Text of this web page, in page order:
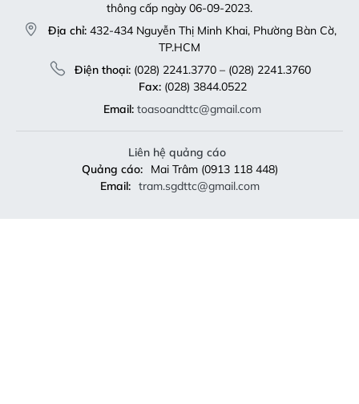
thông cấp ngày 06-09-2023.
Địa chỉ: 432-434 Nguyễn Thị Minh Khai, Phường Bàn Cờ,
TP.HCM
Điện thoại:(028) 2241.3770 – (028) 2241.3760
Fax:(028) 3844.0522
Email: toasoandttc@gmail.com
Liên hệ quảng cáo
Quảng cáo:
Mai Trâm (0913 118 448)
Email: tram.sgdttc@gmail.com